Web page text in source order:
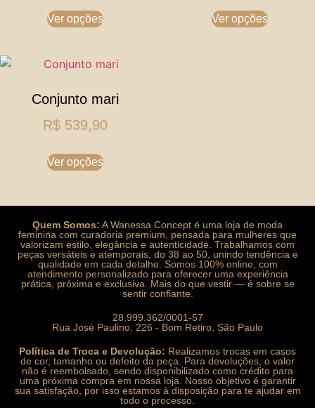
Ver opções Ver opções
Conjunto mari
R$ 539,90
Ver opções
Quem Somos: A Wanessa Concept é uma loja de moda
feminina com curadoria premium, pensada para mulheres que
valorizam estilo, elegância e autenticidade. Trabalhamos com
peças versáteis e atemporais, do 38 ao 50, unindo tendência e
qualidade em cada detalhe. Somos 100% online, com
atendimento personalizado para oferecer uma experiência
prática, próxima e exclusiva. Mais do que vestir — é sobre se
sentir confiante.
28.999.362/0001-57
Rua José Paulino, 226 - Bom Retiro, São Paulo
Política de Troca e Devolução: Realizamos trocas em casos
de cor, tamanho ou defeito da peça. Para devoluções, o valor
não é reembolsado, sendo disponibilizado como crédito para
uma próxima compra em nossa loja. Nosso objetivo é garantir
sua satisfação, por isso estamos à disposição para te ajudar em
todo o processo.